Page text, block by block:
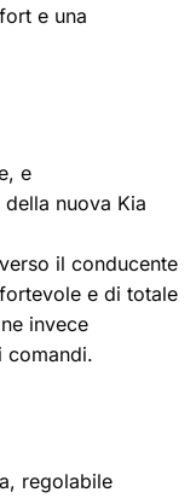
e una
e
nuova Kia
il conducente
e di totale
invece
comandi.
regolabile